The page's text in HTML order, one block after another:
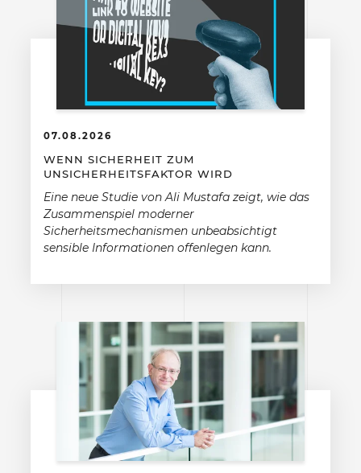
07.08.2026
WENN SICHERHEIT ZUM
UNSICHERHEITSFAKTOR WIRD
Eine neue Studie von Ali Mustafa zeigt, wie das
Zusammenspiel moderner
Sicherheitsmechanismen unbeabsichtigt
sensible Informationen offenlegen kann.